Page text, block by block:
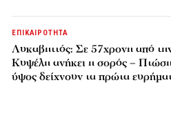
ΕΠΙΚΑΙΡΟΤΗΤΑ
Λυκαβηττός: Σε 57χρονη από
Κυψέλη ανήκει η σορός –
ύψος δείχνουν τα πρώτα